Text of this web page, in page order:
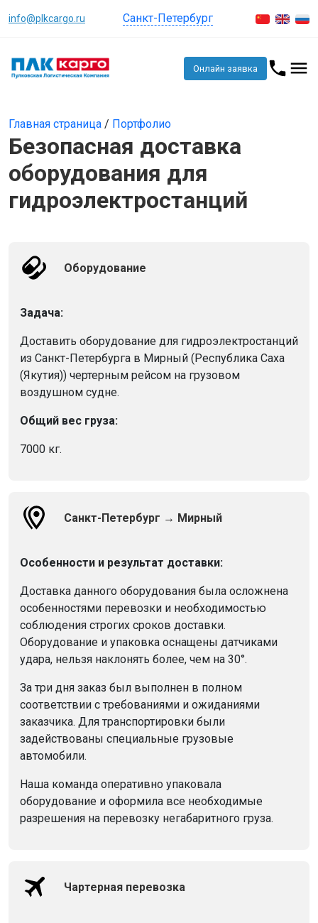
info@plkcargo.ru Санкт-Петербург
Онлайн заявка
Главная страница / Портфолио
Безопасная доставка
оборудования для
гидроэлектростанций
Оборудование
Задача:
Доставить оборудование для гидроэлектростанций
из Санкт-Петербурга в Мирный (Республика Саха
(Якутия)) чертерным рейсом на грузовом
воздушном судне.
Общий вес груза:
7000 кг.
Санкт-Петербург → Мирный
Особенности и результат доставки:
Доставка данного оборудования была осложнена
особенностями перевозки и необходимостью
соблюдения строгих сроков доставки.
Оборудование и упаковка оснащены датчиками
удара, нельзя наклонять более, чем на 30°.
За три дня заказ был выполнен в полном
соответствии с требованиями и ожиданиями
заказчика. Для транспортировки были
задействованы специальные грузовые
автомобили.
Наша команда оперативно упаковала
оборудование и оформила все необходимые
разрешения на перевозку негабаритного груза.
Чартерная перевозка